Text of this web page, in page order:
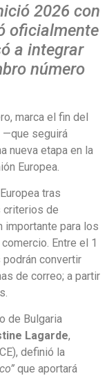
2026 con
oficialmente
a integrar
número
marca el fin del
—que seguirá
nueva etapa en la
Europea.
tras
criterios de
importante para los
Entre el 1
convertir
de correo; a partir
de Bulgaria
Lagarde,
definió la
que aportará